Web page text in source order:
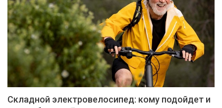
Складной электровелосипед: кому подойдет и